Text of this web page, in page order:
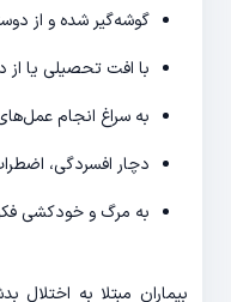
گوشه‌گیر شده و از
با افت تحصیلی یا
به سراغ انجام
دچار افسردگی،
به مرگ و خودکشی
بیماران مبتلا به